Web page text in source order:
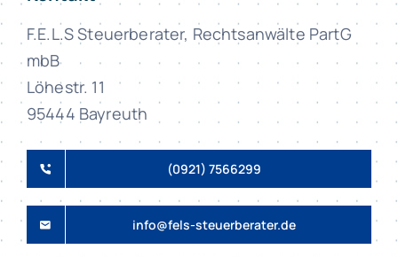
F.E.L.S Steuerberater, Rechtsanwälte PartG
mbB
Löhestr. 11
95444 Bayreuth
(0921) 7566299
info@fels-steuerberater.de